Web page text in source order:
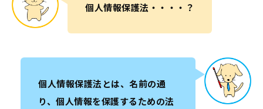
個人情報保護法・・・・？
個人情報保護法とは、名前の通
り、個人情報を保護するための法